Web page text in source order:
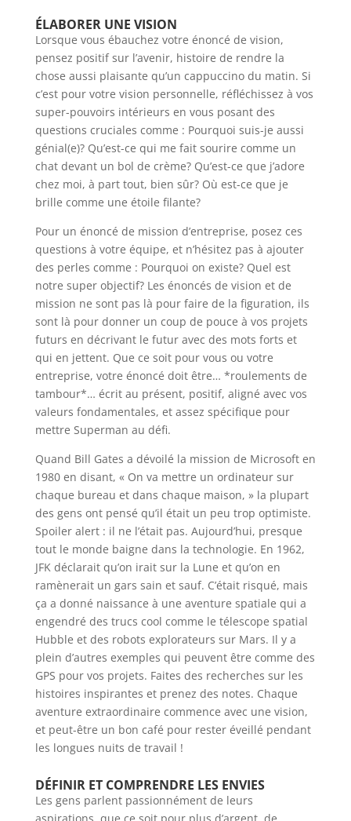
ÉLABORER UNE VISION
Lorsque vous ébauchez votre énoncé de vision,
pensez positif sur l’avenir, histoire de rendre la
chose aussi plaisante qu’un cappuccino du matin. Si
c’est pour votre vision personnelle, réfléchissez à vos
super-pouvoirs intérieurs en vous posant des
questions cruciales comme : Pourquoi suis-je aussi
génial(e)? Qu’est-ce qui me fait sourire comme un
chat devant un bol de crème? Qu’est-ce que j’adore
chez moi, à part tout, bien sûr? Où est-ce que je
brille comme une étoile filante?
Pour un énoncé de mission d’entreprise, posez ces
questions à votre équipe, et n’hésitez pas à ajouter
des perles comme : Pourquoi on existe? Quel est
notre super objectif? Les énoncés de vision et de
mission ne sont pas là pour faire de la figuration, ils
sont là pour donner un coup de pouce à vos projets
futurs en décrivant le futur avec des mots forts et
qui en jettent. Que ce soit pour vous ou votre
entreprise, votre énoncé doit être… *roulements de
tambour*… écrit au présent, positif, aligné avec vos
valeurs fondamentales, et assez spécifique pour
mettre Superman au défi.
Quand Bill Gates a dévoilé la mission de Microsoft en
1980 en disant, « On va mettre un ordinateur sur
chaque bureau et dans chaque maison, » la plupart
des gens ont pensé qu’il était un peu trop optimiste.
Spoiler alert : il ne l’était pas. Aujourd’hui, presque
tout le monde baigne dans la technologie. En 1962,
JFK déclarait qu’on irait sur la Lune et qu’on en
ramènerait un gars sain et sauf. C’était risqué, mais
ça a donné naissance à une aventure spatiale qui a
engendré des trucs cool comme le télescope spatial
Hubble et des robots explorateurs sur Mars. Il y a
plein d’autres exemples qui peuvent être comme des
GPS pour vos projets. Faites des recherches sur les
histoires inspirantes et prenez des notes. Chaque
aventure extraordinaire commence avec une vision,
et peut-être un bon café pour rester éveillé pendant
les longues nuits de travail !
DÉFINIR ET COMPRENDRE LES ENVIES
Les gens parlent passionnément de leurs